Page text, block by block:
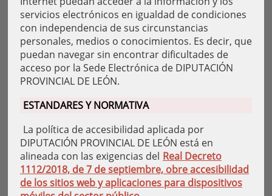
servicios electrónicos en igualdad de condiciones
con independencia de sus circunstancias
personales, medios o conocimientos. Es decir, que
puedan navegar sin encontrar dificultades de
acceso por la Sede Electrónica de DIPUTACIÓN
PROVINCIAL DE LEÓN.
ESTANDARES Y NORMATIVA
La política de accesibilidad aplicada por
DIPUTACIÓN PROVINCIAL DE LEÓN está en
alineada con las exigencias del Real Decreto
1112/2018, de 7 de septiembre, obre accesibilidad
de los sitios web y aplicaciones para dispositivos